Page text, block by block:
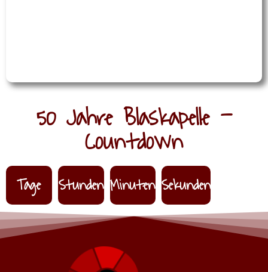
50 Jahre Blaskapelle -
Countdown
Tage Stunden Minuten Sekunden